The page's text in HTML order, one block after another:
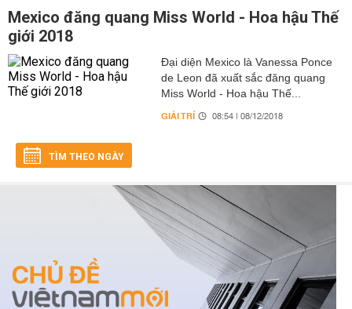
Mexico đăng quang Miss World - Hoa hậu Thế
giới 2018
Đại diện Mexico là Vanessa Ponce
de Leon đã xuất sắc đăng quang
Miss World - Hoa hậu Thế...
GIẢI TRÍ 08:54 | 08/12/2018
TÌM THEO NGÀY